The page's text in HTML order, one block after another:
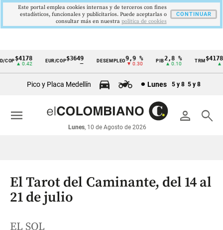
Cintillo
económicos
Colombia
$4178
▲ 0.42
EUR/COP$3649 DESEMPLEO 9,9 %
▼ 0.30
2,8 %
▲ 0.10
$4178,23
▲ 0.42
Pico y Placa Medellín Lunes 5 y 8 5 y 8
person search
Lunes, 10 de Agosto de 2026
menu
El Tarot del Caminante, del 14 al
21 de julio
EL SOL
Este portal emplea cookies internas y de terceros con fines
estadísticos, funcionales y publicitarios. Puede aceptarlas o
consultar más en nuestra politica de cookies
CONTINUAR